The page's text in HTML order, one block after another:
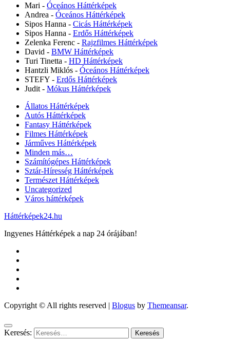
Mari - Óceános Háttérképek
Andrea - Óceános Háttérképek
Sipos Hanna - Cicás Háttérképek
Sipos Hanna - Erdős Háttérképek
Zelenka Ferenc - Rajzfilmes Háttérképek
David - BMW Háttérképek
Turi Tinetta - HD Háttérképek
Hantzli Miklós - Óceános Háttérképek
STEFY - Erdős Háttérképek
Judit - Mókus Háttérképek
Állatos Háttérképek
Autós Háttérképek
Fantasy Háttérképek
Filmes Háttérképek
Járműves Háttérképek
Minden más…
Számítógépes Háttérképek
Sztár-Híresség Háttérképek
Természet Háttérképek
Uncategorized
Város háttérképek
Háttérképek24.hu
Ingyenes Háttérképek a nap 24 órájában!
Copyright © All rights reserved | Blogus by Themeansar.
Keresés: